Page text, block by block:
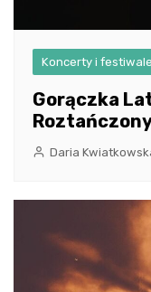
Koncerty i festiwale
Gorączka
Daria